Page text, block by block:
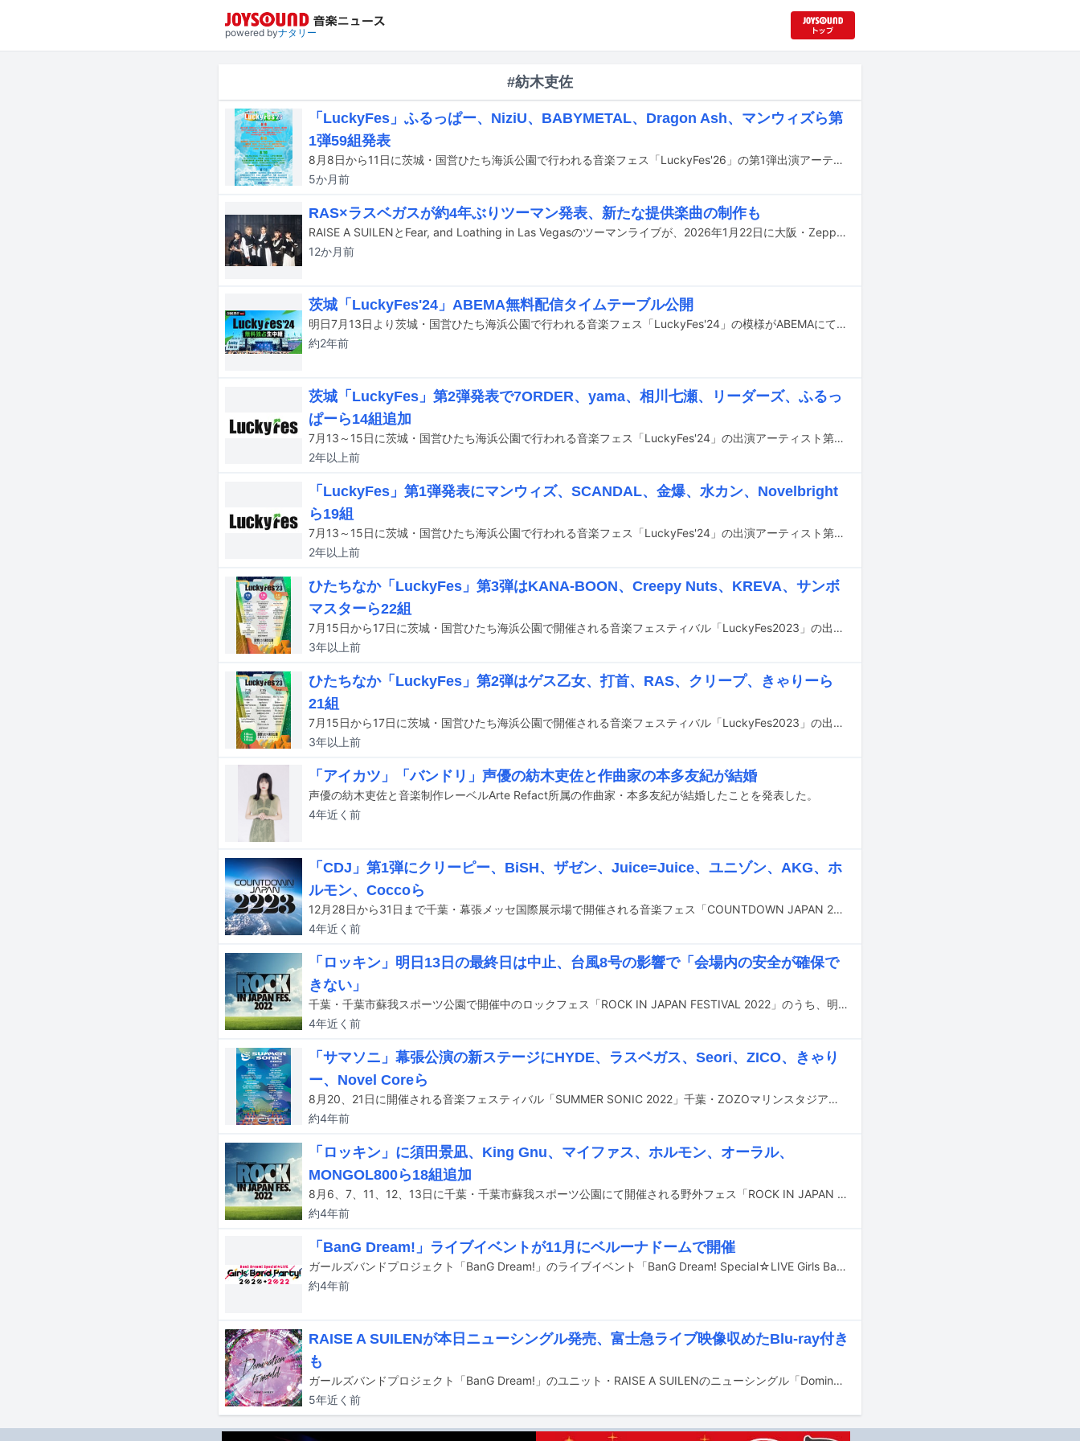
powered byナタリー
#紡木吏佐
「LuckyFes」ふるっぱー、NiziU、BABYMETAL、Dragon Ash、マンウィズら第
1弾59組発表
8月8日から11日に茨城・国営ひたち海浜公園で行われる音楽フェス「LuckyFes'26」の第1弾出演アーティストが発表された。
5か月前
RAS×ラスベガスが約4年ぶりツーマン発表、新たな提供楽曲の制作も
RAISE A SUILENとFear, and Loathing in Las Vegasのツーマンライブが、2026年1月22日に大阪・Zepp Osaka Baysideで開催されることが決定した。
12か月前
茨城「LuckyFes'24」ABEMA無料配信タイムテーブル公開
明日7月13日より茨城・国営ひたち海浜公園で行われる音楽フェス「LuckyFes'24」の模様がABEMAにて無料配信される。3日間にわたる配信のタイムテーブルが発表された。
約2年前
茨城「LuckyFes」第2弾発表で7ORDER、yama、相川七瀬、リーダーズ、ふるっ
ぱーら14組追加
7月13～15日に茨城・国営ひたち海浜公園で行われる音楽フェス「LuckyFes'24」の出演アーティスト第2弾、および各アーティストの出演日割りが発表された。
2年以上前
「LuckyFes」第1弾発表にマンウィズ、SCANDAL、金爆、水カン、Novelbright
ら19組
7月13～15日に茨城・国営ひたち海浜公園で行われる音楽フェス「LuckyFes'24」の出演アーティスト第1弾が発表された。
2年以上前
ひたちなか「LuckyFes」第3弾はKANA-BOON、Creepy Nuts、KREVA、サンボ
マスターら22組
7月15日から17日に茨城・国営ひたち海浜公園で開催される音楽フェスティバル「LuckyFes2023」の出演アーティスト第3弾、および各アーティストの出演日割りが発表された。
3年以上前
ひたちなか「LuckyFes」第2弾はゲス乙女、打首、RAS、クリープ、きゃりーら
21組
7月15日から17日に茨城・国営ひたち海浜公園で開催される音楽フェスティバル「LuckyFes2023」の出演アーティスト第2弾、および各アーティストの出演日割りが発表された。
3年以上前
「アイカツ」「バンドリ」声優の紡木吏佐と作曲家の本多友紀が結婚
声優の紡木吏佐と音楽制作レーベルArte Refact所属の作曲家・本多友紀が結婚したことを発表した。
4年近く 前
「CDJ」第1弾にクリーピー、BiSH、ザゼン、Juice=Juice、ユニゾン、AKG、ホ
ルモン、Coccoら
12月28日から31日まで千葉・幕張メッセ国際展示場で開催される音楽フェス「COUNTDOWN JAPAN 22/23」の出演アーティスト第1弾が発表された。
4年近く 前
「ロッキン」明日13日の最終日は中止、台風8号の影響で「会場内の安全が確保で
きない」
千葉・千葉市蘇我スポーツ公園で開催中のロックフェス「ROCK IN JAPAN FESTIVAL 2022」のうち、明日8月13日の最終日の公演中止が発表された。
4年近く 前
「サマソニ」幕張公演の新ステージにHYDE、ラスベガス、Seori、ZICO、きゃり
ー、Novel Coreら
8月20、21日に開催される音楽フェスティバル「SUMMER SONIC 2022」千葉・ZOZOマリンスタジアム＆幕張メッセ公演の追加出演者が発表された。
約4年前
「ロッキン」に須田景凪、King Gnu、マイファス、ホルモン、オーラル、
MONGOL800ら18組追加
8月6、7、11、12、13日に千葉・千葉市蘇我スポーツ公園にて開催される野外フェス「ROCK IN JAPAN FESTIVAL 2022」の出演アーティストが追加発表された。
約4年前
「BanG Dream!」ライブイベントが11月にベルーナドームで開催
ガールズバンドプロジェクト「BanG Dream!」のライブイベント「BanG Dream! Special☆LIVE Girls Band Party! 2020→2022」が11月12日に埼玉・ベルーナドームで開催される。
約4年前
RAISE A SUILENが本日ニューシングル発売、富士急ライブ映像収めたBlu-ray付き
も
ガールズバンドプロジェクト「BanG Dream!」のユニット・RAISE A SUILENのニューシングル「Domination to world」が本日9月29日にリリースされた。
5年近く 前